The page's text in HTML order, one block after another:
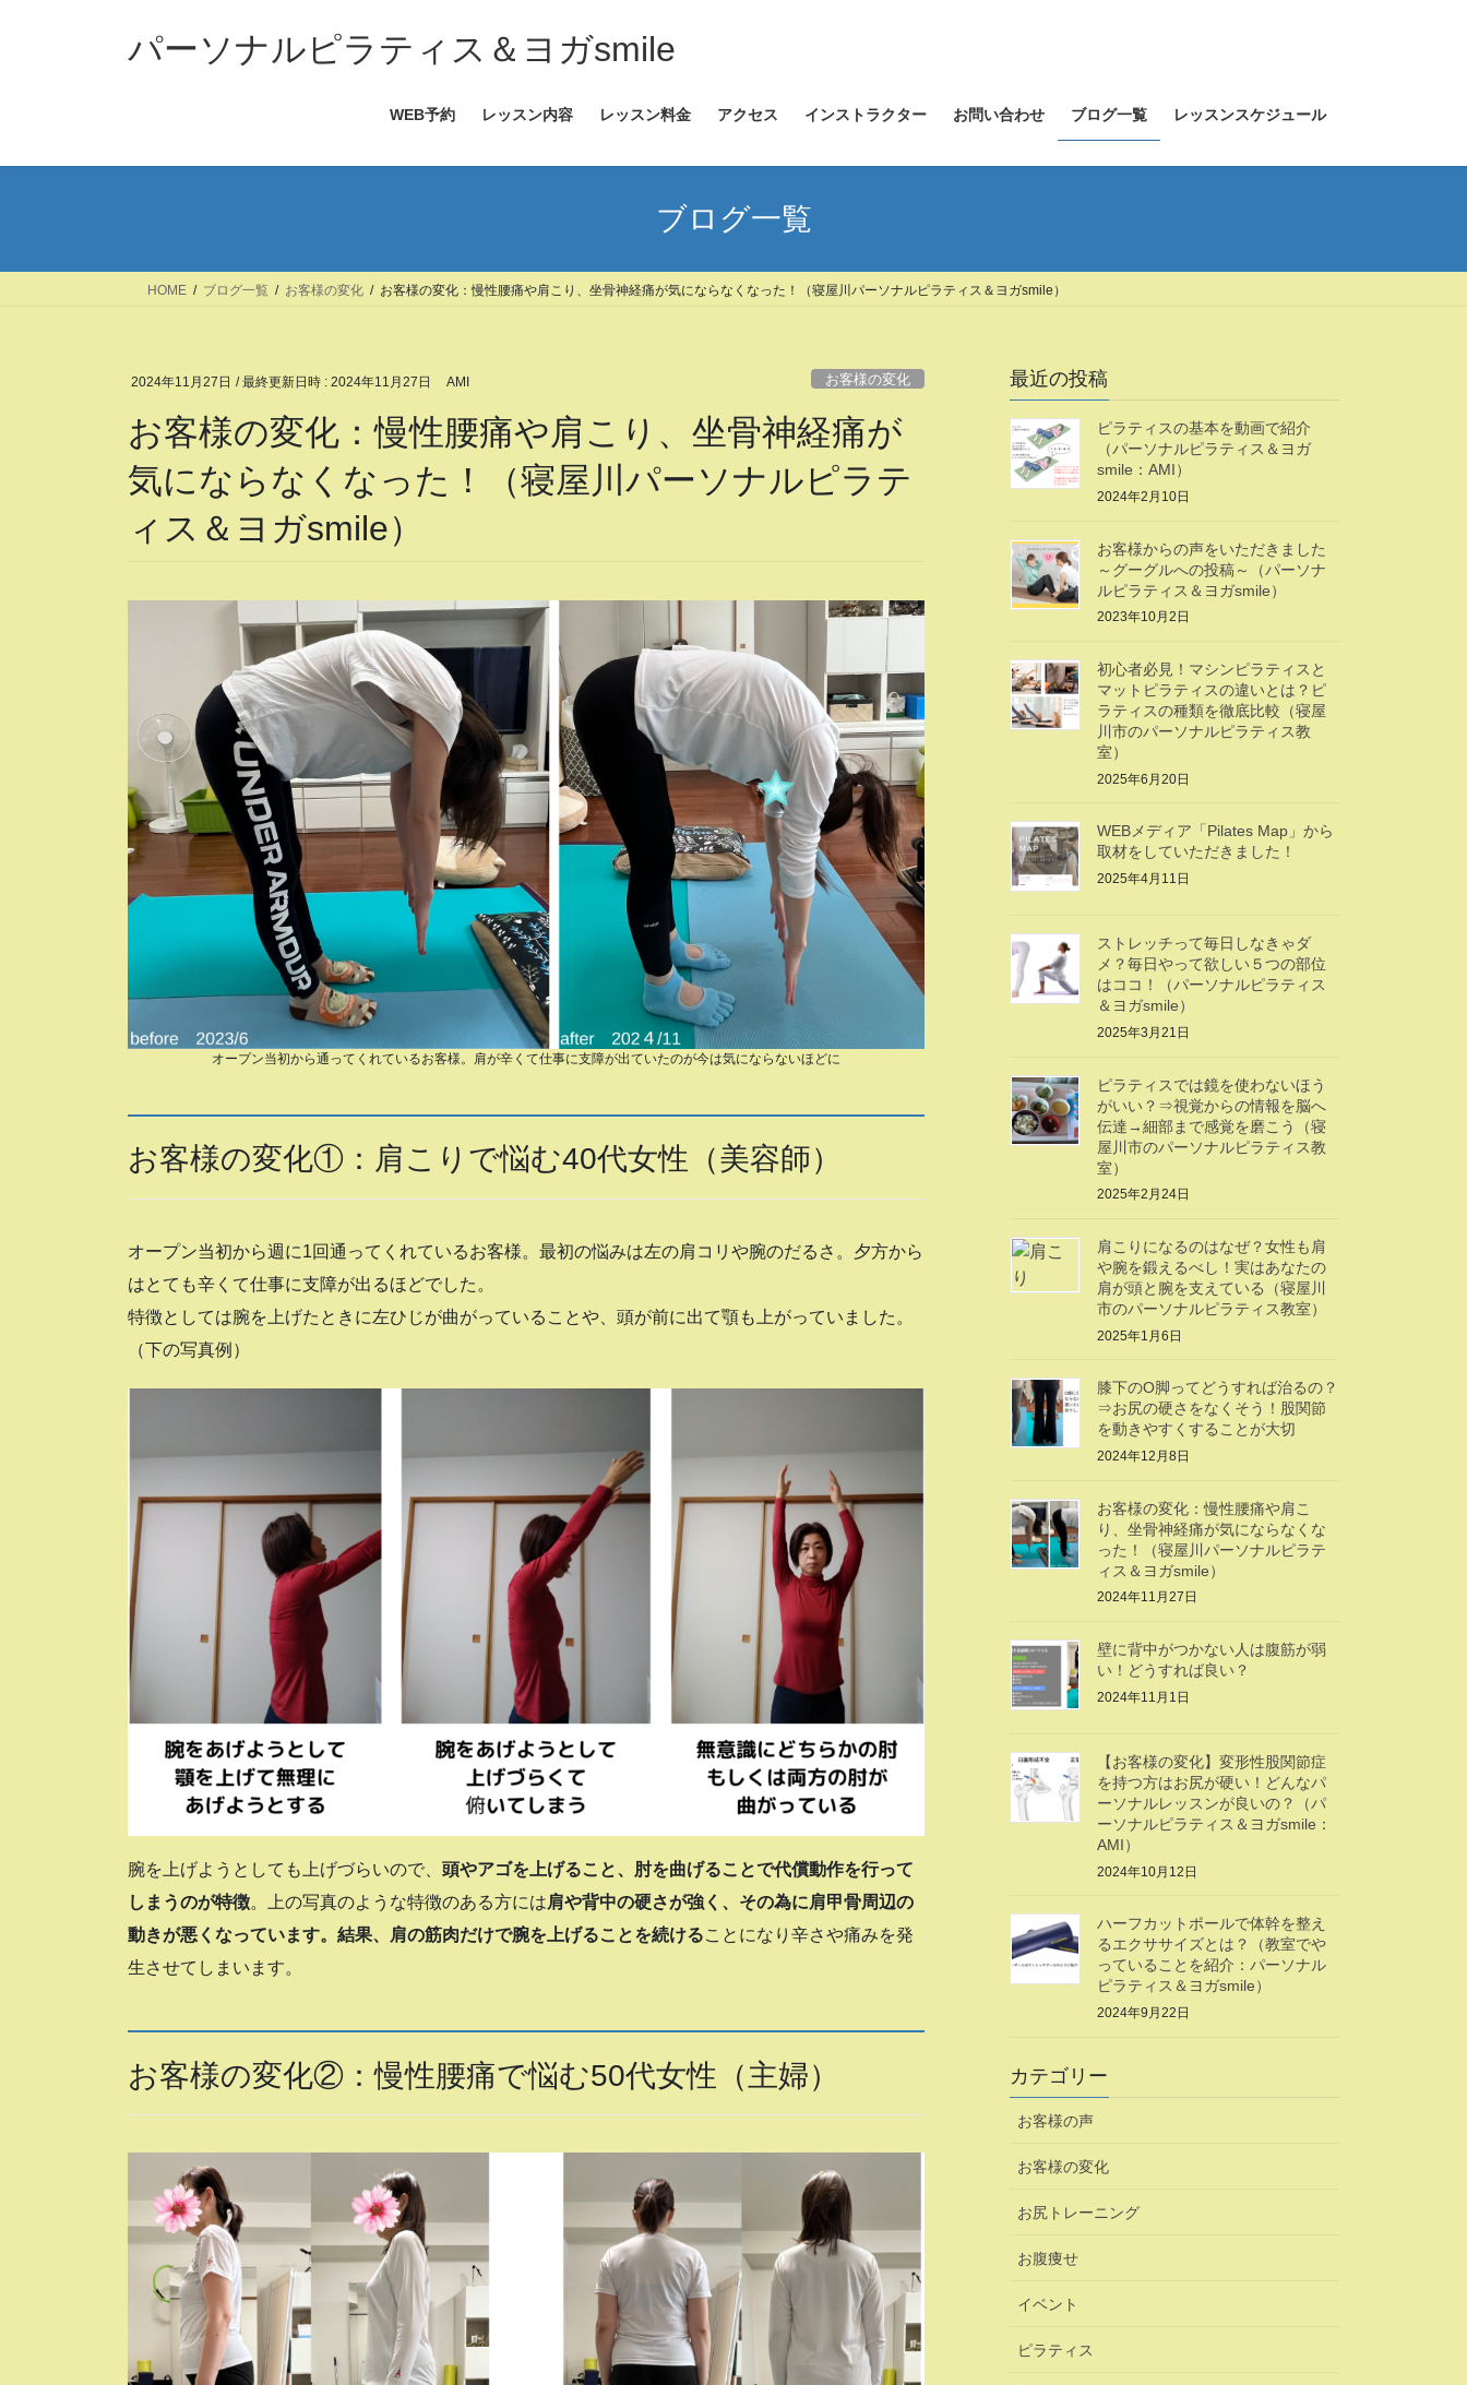
ス
ン
パーソナルピラティス＆ヨガsmile
WEB予約 レッスン内容 レッスン料金 アクセス インストラクター お問い合わせ ブログ一覧 レッスンスケジュール
ブログ一覧
HOME ブログ一覧 お客様の変化 お客様の変化：慢性腰痛や肩こり、坐骨神経痛が気にならなくなった！（寝屋川パーソナルピラティス＆ヨガsmile）
2024年11月27日 / 最終更新日時 : 2024年11月27日 AMI お客様の変化
お客様の変化：慢性腰痛や肩こり、坐骨神経痛が
気にならなくなった！（寝屋川パーソナルピラテ
ィス＆ヨガsmile）
オープン当初から通ってくれているお客様。肩が辛くて仕事に支障が出ていたのが今は気にならないほどに
お客様の変化①：肩こりで悩む40代女性（美容師）
オープン当初から週に1回通ってくれているお客様。最初の悩みは左の肩コリや腕のだるさ。夕方から
はとても辛くて仕事に支障が出るほどでした。
特徴としては腕を上げたときに左ひじが曲がっていることや、頭が前に出て顎も上がっていました。
（下の写真例）
腕を上げようとしても上げづらいので、 頭やアゴを上げること、肘を曲げることで代償動作を行って
しまうのが特徴。上の写真のような特徴のある方には肩や背中の硬さが強く、その為に肩甲骨周辺の
動きが悪くなっています。結果、肩の筋肉だけで腕を上げることを続けることになり辛さや痛みを発
生させてしまいます。
お客様の変化②：慢性腰痛で悩む50代女性（主婦）
最近の投稿
ピラティスの基本を動画で紹介
（パーソナルピラティス＆ヨガ
smile：AMI）
2024年2月10日
お客様からの声をいただきました
～グーグルへの投稿～（パーソナ
ルピラティス＆ヨガsmile）
2023年10月2日
初心者必見！マシンピラティスと
マットピラティスの違いとは？ピ
ラティスの種類を徹底比較（寝屋
川市のパーソナルピラティス教
室）
2025年6月20日
WEBメディア「Pilates Map」から
取材をしていただきました！
2025年4月11日
ストレッチって毎日しなきゃダ
メ？毎日やって欲しい５つの部位
はココ！（パーソナルピラティス
＆ヨガsmile）
2025年3月21日
ピラティスでは鏡を使わないほう
がいい？⇒視覚からの情報を脳へ
伝達→細部まで感覚を磨こう（寝
屋川市のパーソナルピラティス教
室）
2025年2月24日
肩こりになるのはなぜ？女性も肩
や腕を鍛えるべし！実はあなたの
肩が頭と腕を支えている（寝屋川
市のパーソナルピラティス教室）
2025年1月6日
膝下のO脚ってどうすれば治るの？
⇒お尻の硬さをなくそう！股関節
を動きやすくすることが大切
2024年12月8日
お客様の変化：慢性腰痛や肩こ
り、坐骨神経痛が気にならなくな
った！（寝屋川パーソナルピラテ
ィス＆ヨガsmile）
2024年11月27日
壁に背中がつかない人は腹筋が弱
い！どうすれば良い？
2024年11月1日
【お客様の変化】変形性股関節症
を持つ方はお尻が硬い！どんなパ
ーソナルレッスンが良いの？（パ
ーソナルピラティス＆ヨガsmile：
AMI）
2024年10月12日
ハーフカットポールで体幹を整え
るエクササイズとは？（教室でや
っていることを紹介：パーソナル
ピラティス＆ヨガsmile）
2024年9月22日
カテゴリー
お客様の声
お客様の変化
お尻トレーニング
お腹痩せ
イベント
ピラティス